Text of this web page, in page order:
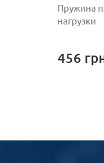
Пружина
нагрузки
456